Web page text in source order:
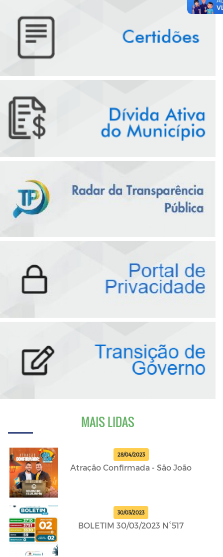
MAIS LIDAS
28/04/2023
Atração Confirmada - São João
30/03/2023
BOLETIM 30/03/2023 N°517